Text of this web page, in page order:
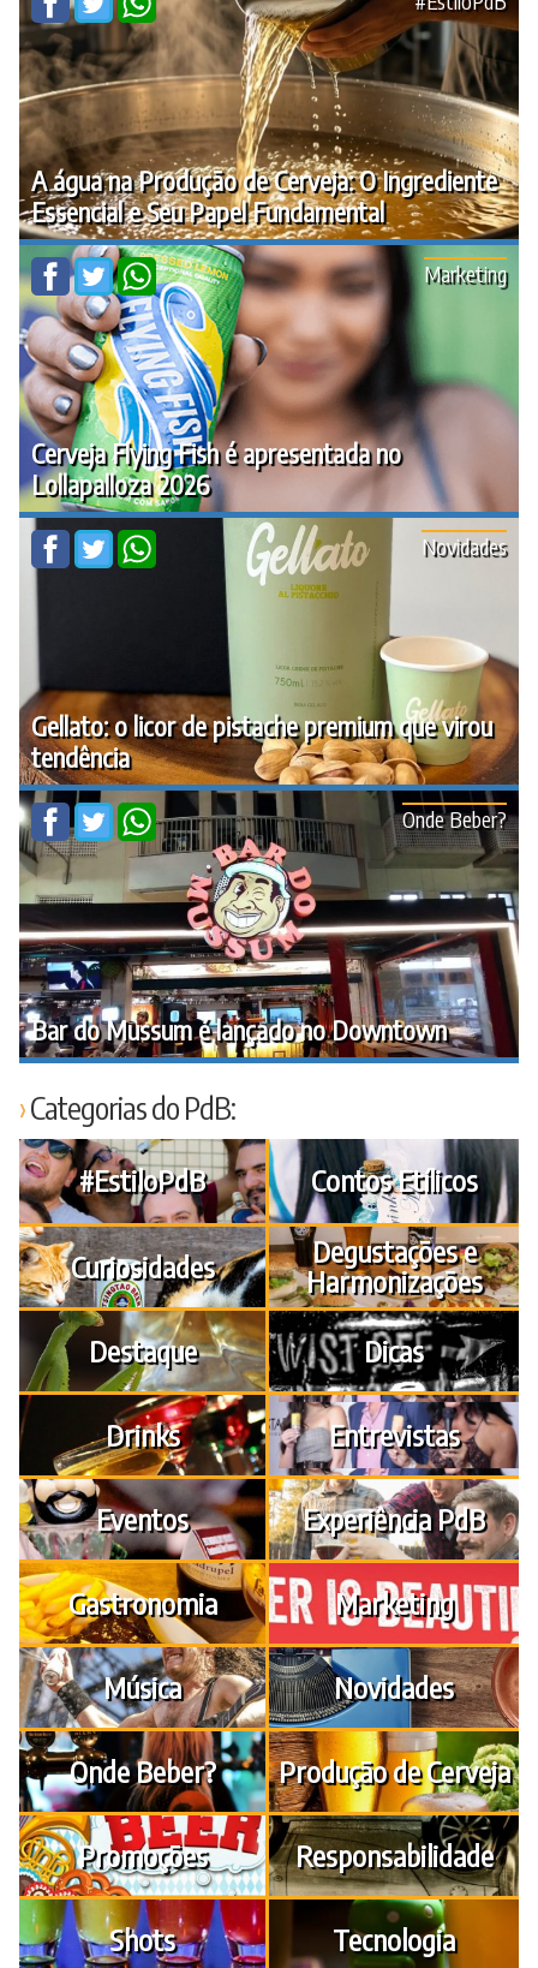
A água na Produção de Cerveja: O Ingrediente
Essencial e Seu Papel Fundamental
Cerveja Flying Fish é apresentada no
Lollapalloza 2026
Marketing
Gellato: o licor de pistache premium que virou
tendência
Novidades
Bar do Mussum é lançado no Downtown
Onde Beber?
Categorias do PdB:
#EstiloPdB Contos Etílicos
Curiosidades
Degustações e
Harmonizações
Destaque
Dicas
Drinks Entrevistas
Eventos Experiência PdB
Gastronomia Marketing
Música Novidades
Onde Beber? Produção de Cerveja
Promoções Responsabilidade
Shots Tecnologia